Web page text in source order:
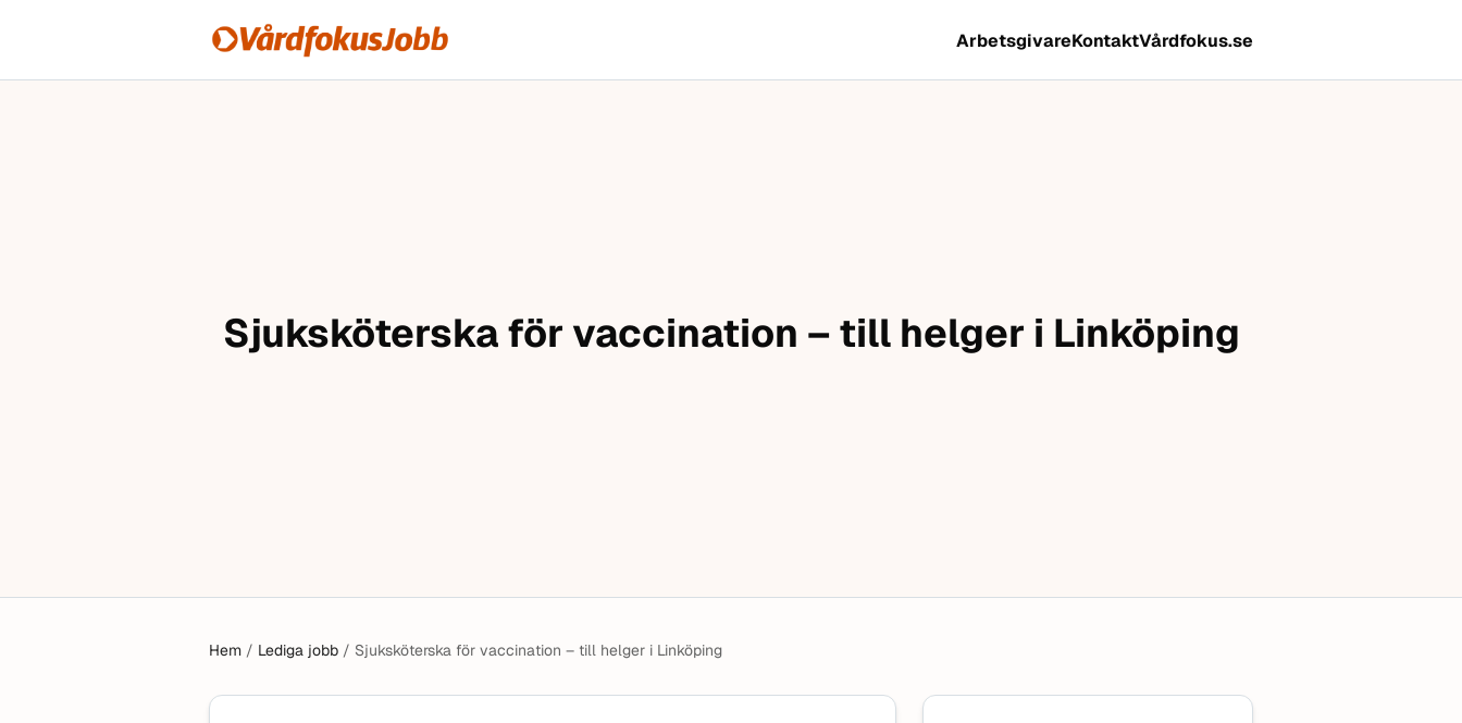
Hoppa till innehåll
Vårdfokusjobb ArbetsgivareKontaktVårdfokus.se
Sjuksköterska för vaccination – till helger i Linköping
Hem / Lediga jobb / Sjuksköterska för vaccination – till helger i Linköping